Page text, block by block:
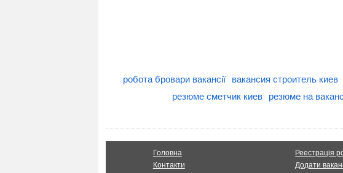
робота бровари вакансії вакансия строитель киев
резюме сметчик киев
резюме на
Головна
Контакти
Реестрація
Додати